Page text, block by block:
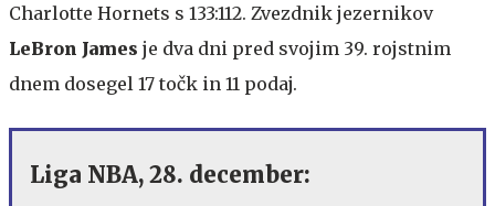
Charlotte Hornets s 133:112. Zvezdnik jezernikov
LeBron James je dva dni pred svojim 39. rojstnim
dnem dosegel 17 točk in 11 podaj.
Liga NBA, 28. december: